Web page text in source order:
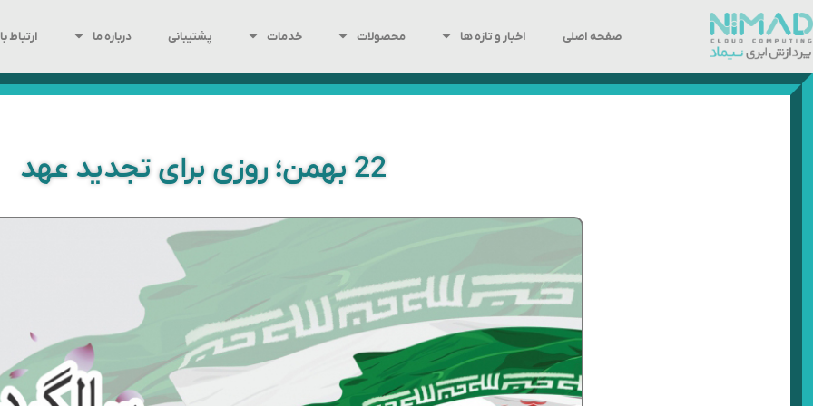
پرش
به
محتوا
صفحه اصلی اخبار و تازه ها محصولات خدمات پشتیبانی درباره ما ارتباط
22 بهمن؛ روزی برای تجدید عهد